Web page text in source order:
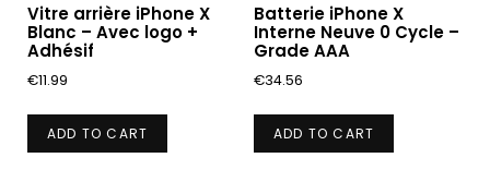
Vitre arrière iPhone X
Blanc – Avec logo +
Adhésif
€11.99
ADD TO CART
Batterie iPhone X
Interne Neuve 0 Cycle –
Grade AAA
€34.56
ADD TO CART